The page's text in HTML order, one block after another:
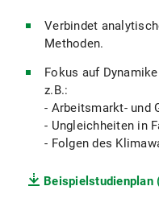
Verbindet
Methoden.
Fokus auf
z.B.:
- Arbeitsmarkt- und
- Ungleichheiten in
- Folgen des
Beispielstudienplan